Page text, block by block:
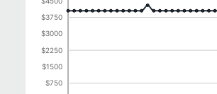
$750
$1500
$2250
$3000
$3750